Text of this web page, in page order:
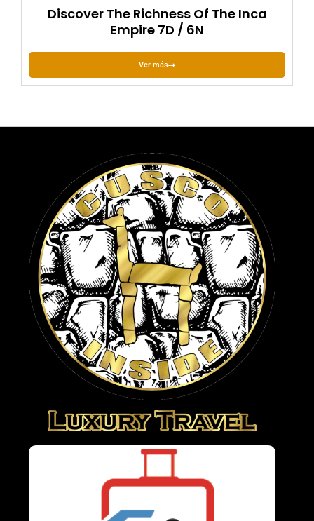
Discover The Richness Of The Inca
Empire 7D / 6N
Ver más